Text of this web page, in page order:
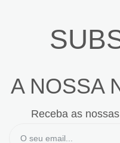
A NOSSA
Receba as